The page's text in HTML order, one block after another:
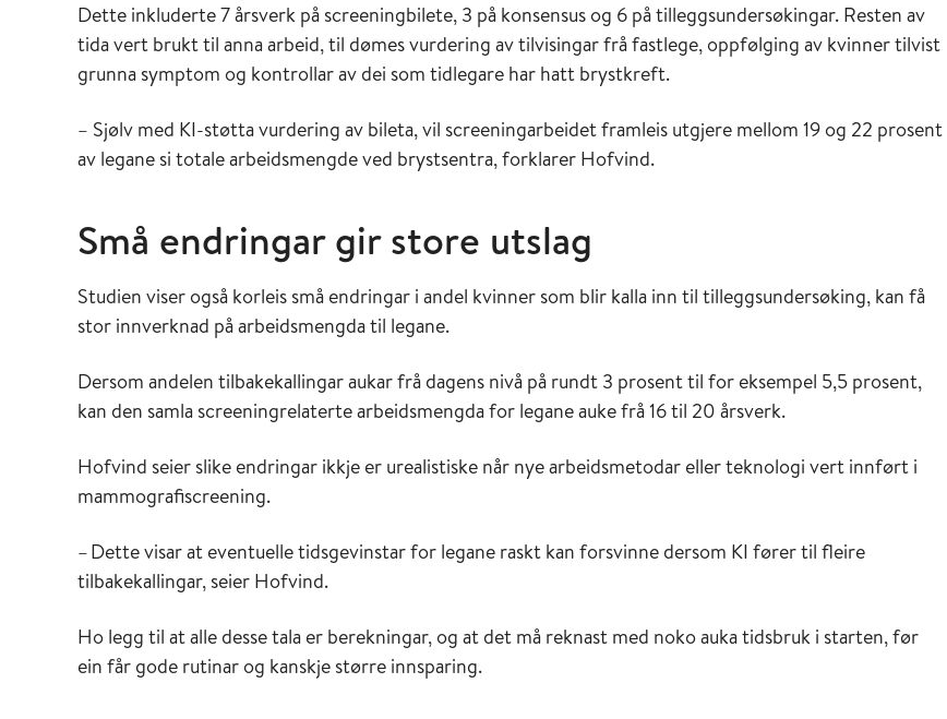
Dette inkluderte 7 årsverk på screeningbilete, 3 på konsensus og 6 på tilleggsundersøkingar. Resten av
tida vert brukt til anna arbeid, til dømes vurdering av tilvisingar frå fastlege, oppfølging av kvinner tilvist
grunna symptom og kontrollar av dei som tidlegare har hatt brystkreft.
– Sjølv med KI-støtta vurdering av bileta, vil screeningarbeidet framleis utgjere mellom 19 og 22 prosent
av legane si totale arbeidsmengde ved brystsentra, forklarer Hofvind.
Små endringar gir store utslag
Studien viser også korleis små endringar i andel kvinner som blir kalla inn til tilleggsundersøking, kan få
stor innverknad på arbeidsmengda til legane.
Dersom andelen tilbakekallingar aukar frå dagens nivå på rundt 3 prosent til for eksempel 5,5 prosent,
kan den samla screeningrelaterte arbeidsmengda for legane auke frå 16 til 20 årsverk.
Hofvind seier slike endringar ikkje er urealistiske når nye arbeidsmetodar eller teknologi vert innført i
mammografiscreening.
–Dette visar at eventuelle tidsgevinstar for legane raskt kan forsvinne dersom KI fører til fleire
tilbakekallingar, seier Hofvind.
Ho legg til at alle desse tala er berekningar, og at det må reknast med noko auka tidsbruk i starten, før
ein får gode rutinar og kanskje større innsparing.